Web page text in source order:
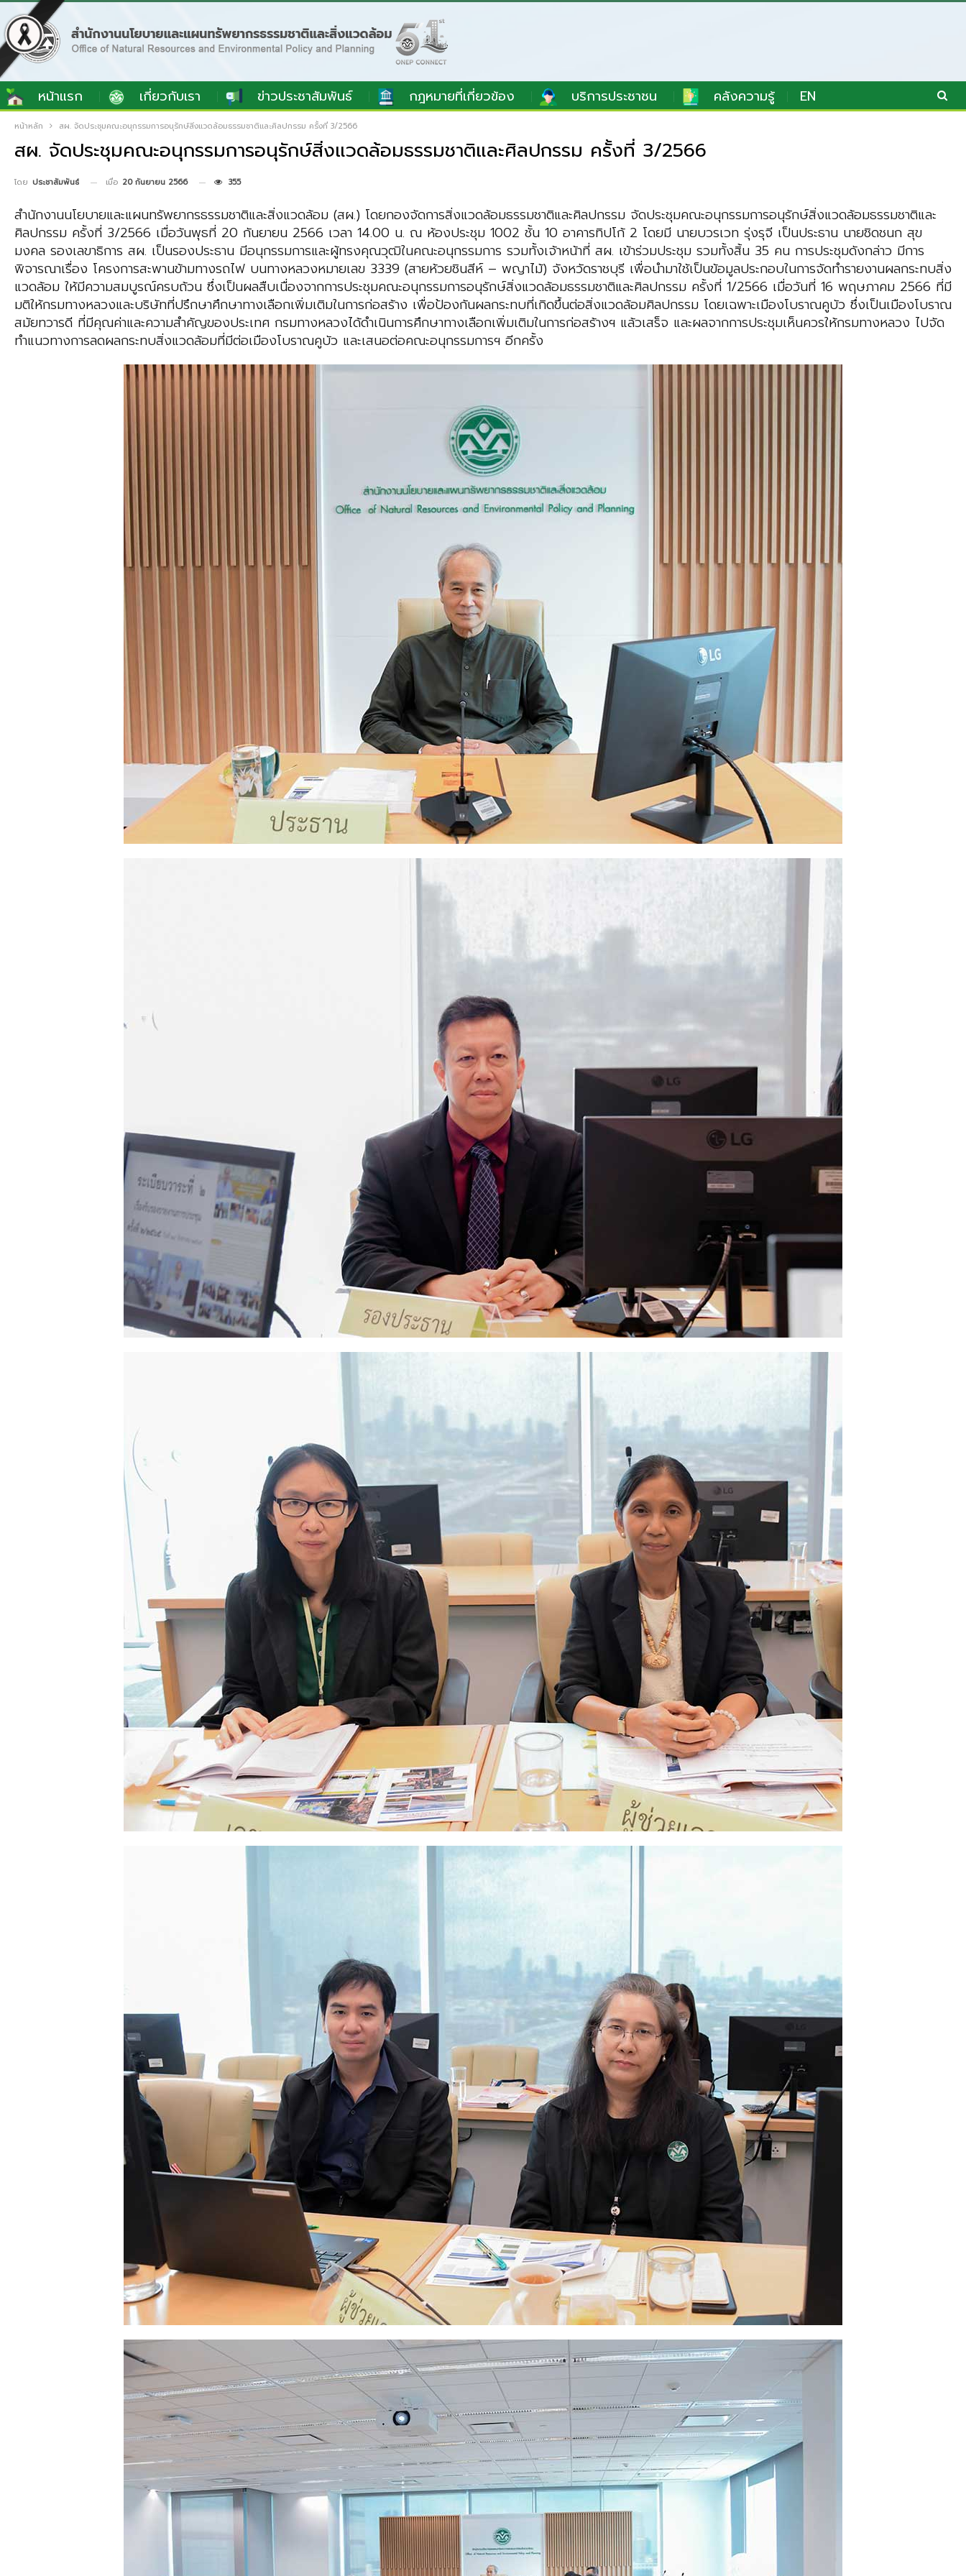
หน้าแรก เกี่ยวกับเรา ข่าวประชาสัมพันธ์ กฎหมายที่เกี่ยวข้อง บริการประชาชน คลังความรู้ EN
หน้าหลัก สผ. จัดประชุมคณะอนุกรรมการอนุรักษ์สิ่งแวดล้อมธรรมชาติและศิลปกรรม ครั้งที่ 3/2566
สผ. จัดประชุมคณะอนุกรรมการอนุรักษ์สิ่งแวดล้อมธรรมชาติและศิลปกรรม ครั้งที่ 3/2566
โดย ประชาสัมพันธ์ เมื่อ 20 กันยายน 2566 355
สำนักงานนโยบายและแผนทรัพยากรธรรมชาติและสิ่งแวดล้อม (สผ.) โดยกองจัดการสิ่งแวดล้อมธรรมชาติและศิลปกรรม จัดประชุมคณะอนุกรรมการอนุรักษ์สิ่งแวดล้อมธรรมชาติและ
ศิลปกรรม ครั้งที่ 3/2566 เมื่อวันพุธที่ 20 กันยายน 2566 เวลา 14.00 น. ณ ห้องประชุม 1002 ชั้น 10 อาคารทิปโก้ 2 โดยมี นายบวรเวท รุ่งรุจี เป็นประธาน นายชิดชนก สุข
มงคล รองเลขาธิการ สผ. เป็นรองประธาน มีอนุกรรมการและผู้ทรงคุณวุฒิในคณะอนุกรรมการ รวมทั้งเจ้าหน้าที่ สผ. เข้าร่วมประชุม รวมทั้งสิ้น 35 คน การประชุมดังกล่าว มีการ
พิจารณาเรื่อง โครงการสะพานข้ามทางรถไฟ บนทางหลวงหมายเลข 3339 (สายห้วยชินสีห์ – พญาไม้) จังหวัดราชบุรี เพื่อนำมาใช้เป็นข้อมูลประกอบในการจัดทำรายงานผลกระทบสิ่ง
แวดล้อม ให้มีความสมบูรณ์ครบถ้วน ซึ่งเป็นผลสืบเนื่องจากการประชุมคณะอนุกรรมการอนุรักษ์สิ่งแวดล้อมธรรมชาติและศิลปกรรม ครั้งที่ 1/2566 เมื่อวันที่ 16 พฤษภาคม 2566 ที่มี
มติให้กรมทางหลวงและบริษัทที่ปรึกษาศึกษาทางเลือกเพิ่มเติมในการก่อสร้าง เพื่อป้องกันผลกระทบที่เกิดขึ้นต่อสิ่งแวดล้อมศิลปกรรม โดยเฉพาะเมืองโบราณคูบัว ซึ่งเป็นเมืองโบราณ
สมัยทวารดี ที่มีคุณค่าและความสำคัญของประเทศ กรมทางหลวงได้ดำเนินการศึกษาทางเลือกเพิ่มเติมในการก่อสร้างฯ แล้วเสร็จ และผลจากการประชุมเห็นควรให้กรมทางหลวง ไปจัด
ทำแนวทางการลดผลกระทบสิ่งแวดล้อมที่มีต่อเมืองโบราณคูบัว และเสนอต่อคณะอนุกรรมการฯ อีกครั้ง